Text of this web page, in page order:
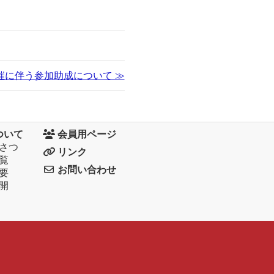
に伴う参加助成について ≫
いて
つ
会員用ページ
リンク
お問い合わせ